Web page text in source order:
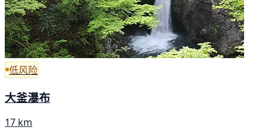
低风险
大釜瀑布
17 km